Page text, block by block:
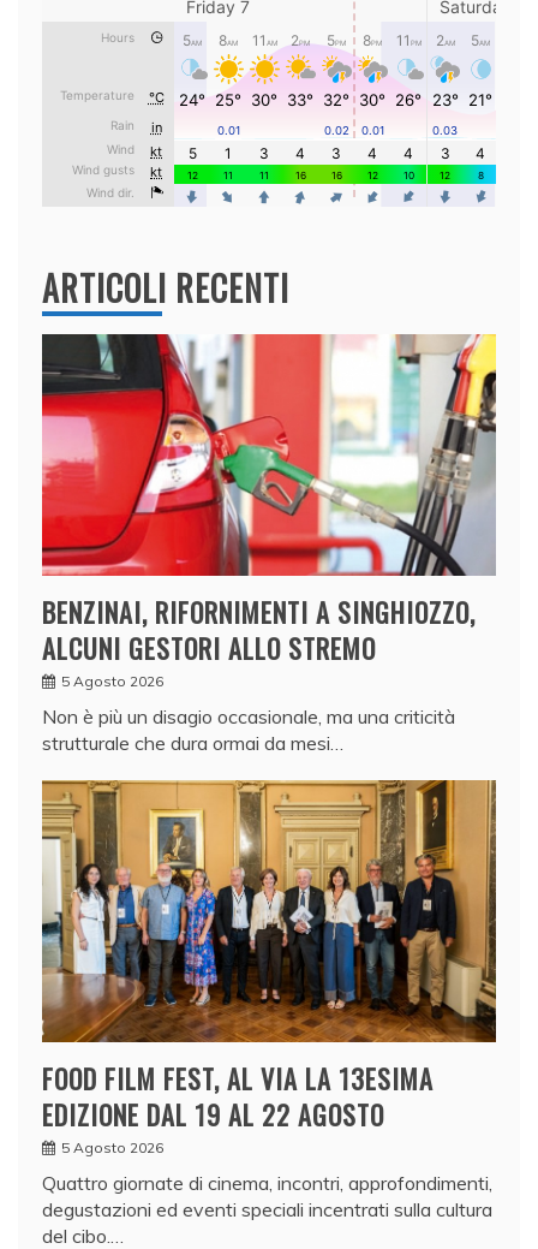
ARTICOLI RECENTI
BENZINAI, RIFORNIMENTI A SINGHIOZZO,
ALCUNI GESTORI ALLO STREMO
5 Agosto 2026
Non è più un disagio occasionale, ma una criticità
strutturale che dura ormai da mesi…
FOOD FILM FEST, AL VIA LA 13ESIMA
EDIZIONE DAL 19 AL 22 AGOSTO
5 Agosto 2026
Quattro giornate di cinema, incontri, approfondimenti,
degustazioni ed eventi speciali incentrati sulla cultura
del cibo.…